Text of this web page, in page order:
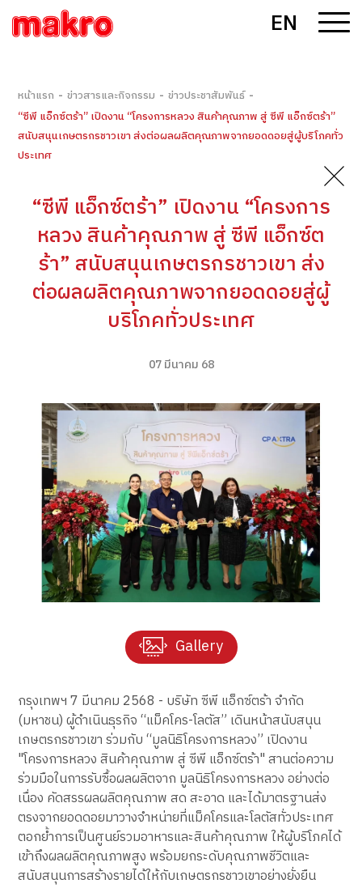
EN
หน้าแรก - ข่าวสารและกิจกรรม - ข่าวประชาสัมพันธ์ -
“ซีพี แอ็กซ์ตร้า” เปิดงาน “โครงการหลวง สินค้าคุณภาพ สู่ ซีพี แอ็กซ์ตร้า”
สนับสนุนเกษตรกรชาวเขา ส่งต่อผลผลิตคุณภาพจากยอดดอยสู่ผู้บริโภคทั่ว
ประเทศ
“ซีพี แอ็กซ์ตร้า” เปิดงาน “โครงการ
หลวง สินค้าคุณภาพ สู่ ซีพี แอ็กซ์ต
ร้า” สนับสนุนเกษตรกรชาวเขา ส่ง
ต่อผลผลิตคุณภาพจากยอดดอยสู่ผู้
บริโภคทั่วประเทศ
07 มีนาคม 68
Gallery
กรุงเทพฯ 7 มีนาคม 2568 - บริษัท ซีพี แอ็กซ์ตร้า จำกัด
(มหาชน) ผู้ดำเนินธุรกิจ “แม็คโคร-โลตัส” เดินหน้าสนับสนุน
เกษตรกรชาวเขา ร่วมกับ “มูลนิธิโครงการหลวง” เปิดงาน
"โครงการหลวง สินค้าคุณภาพ สู่ ซีพี แอ็กซ์ตร้า" สานต่อความ
ร่วมมือในการรับซื้อผลผลิตจาก มูลนิธิโครงการหลวง อย่างต่อ
เนื่อง คัดสรรผลผลิตคุณภาพ สด สะอาด และได้มาตรฐานส่ง
ตรงจากยอดดอยมาวางจำหน่ายที่แม็คโครและโลตัสทั่วประเทศ
ตอกย้ำการเป็นศูนย์รวมอาหารและสินค้าคุณภาพ ให้ผู้บริโภคได้
เข้าถึงผลผลิตคุณภาพสูง พร้อมยกระดับคุณภาพชีวิตและ
สนับสนุนการสร้างรายได้ให้กับเกษตรกรชาวเขาอย่างยั่งยืน